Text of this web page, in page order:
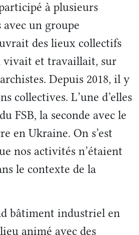
à plusieurs
un groupe
des lieux collectifs
vivait et travaillait, sur
Depuis 2018, il y
collectives. L’une d’elles
FSB, la seconde avec le
en Ukraine. On s’est
nos activités n’étaient
le contexte de la
bâtiment industriel en
animé avec des